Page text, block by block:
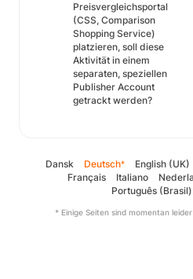
Preisvergleichsportal
(CSS, Comparison
Shopping Service)
platzieren, soll diese
Aktivität in einem
separaten, speziellen
Publisher Account
getrackt werden?
Dansk Deutsch* English (UK)
Français
Italiano
Português (Brasil)
* Einige Seiten sind momentan